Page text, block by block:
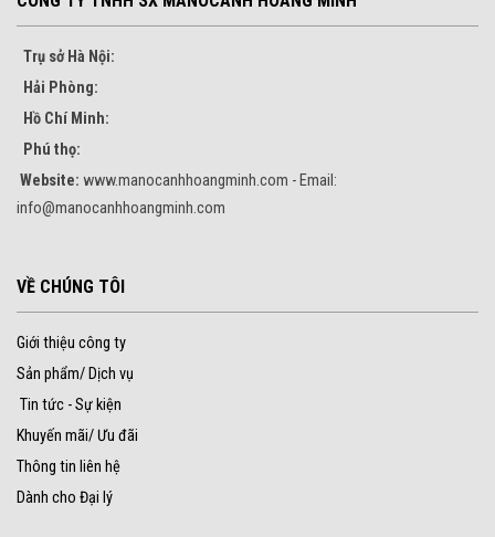
Trụ sở Hà Nội:
Hải Phòng:
Hồ Chí Minh:
Phú thọ:
Website: www.manocanhhoangminh.com - Email:
info@manocanhhoangminh.com
VỀ CHÚNG TÔI
Giới thiệu công ty
Sản phẩm/ Dịch vụ
Tin tức - Sự kiện
Khuyến mãi/ Ưu đãi
Thông tin liên hệ
Dành cho Đại lý